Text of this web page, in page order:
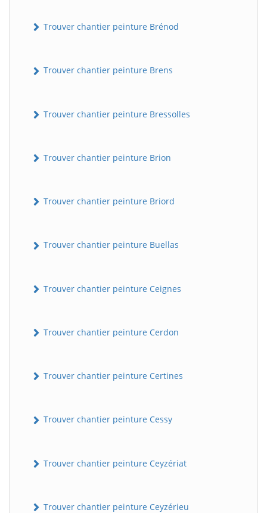
Trouver chantier peinture Brénod
Trouver chantier peinture Brens
Trouver chantier peinture Bressolles
Trouver chantier peinture Brion
Trouver chantier peinture Briord
Trouver chantier peinture Buellas
Trouver chantier peinture Ceignes
Trouver chantier peinture Cerdon
Trouver chantier peinture Certines
Trouver chantier peinture Cessy
Trouver chantier peinture Ceyzériat
Trouver chantier peinture Ceyzérieu